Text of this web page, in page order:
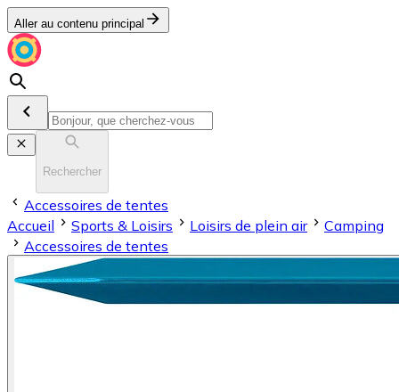
Aller au contenu principal
Rechercher
Accessoires de tentes
Accueil
Sports & Loisirs Loisirs de plein air
Camping
Accessoires de tentes